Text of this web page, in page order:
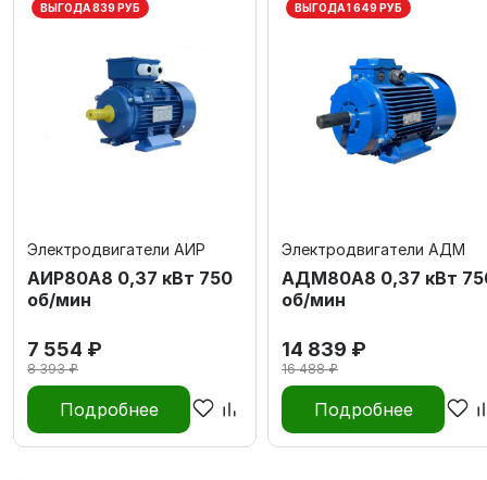
ВЫГОДА 839 РУБ
Электродвигатели АИР
АИР80А8 0,37 кВт 750
об/мин
7 554 ₽
8 393 ₽
Подробнее
ВЫГОДА 1 649 РУБ
Электродвигатели АДМ
АДМ80А8 0,37 кВт
об/мин
14 839 ₽
16 488 ₽
Подробнее